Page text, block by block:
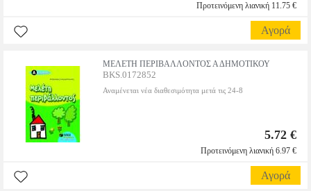
Προτεινόμενη λιανική 11.75 €
Αγορά
ΜΕΛΕΤΗ ΠΕΡΙΒΑΛΛΟΝΤΟΣ Α ΔΗΜΟΤΙΚΟΥ
BKS.0172852
Αναμένεται νέα διαθεσιμότητα μετά τις 24-8
5.72 €
Προτεινόμενη λιανική 6.97 €
Αγορά